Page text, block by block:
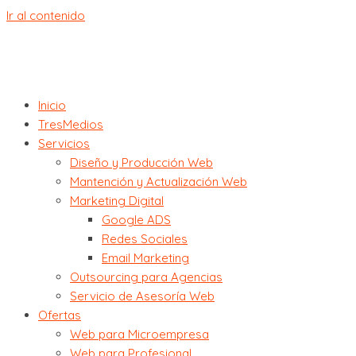
Ir al contenido
Inicio
TresMedios
Servicios
Diseño y Producción Web
Mantención y Actualización Web
Marketing Digital
Google ADS
Redes Sociales
Email Marketing
Outsourcing para Agencias
Servicio de Asesoría Web
Ofertas
Web para Microempresa